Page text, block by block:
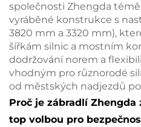
společnosti Zhengda
vyráběné konstrukce s
3820 mm a 3320 mm),
šířkám silnic a mostním
dodržování norem a
vhodným pro různorodé
od městských nadjezdů
Proč je zábradlí
top volbou pro